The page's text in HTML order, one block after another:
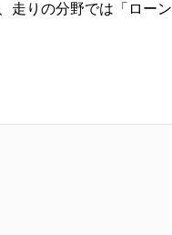
走りの分野では「ローン